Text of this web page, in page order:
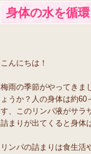
身体の水を循
こんにちは！
梅雨の季節がやってきま
ょうか？人の身体は約
す、このリンパ液がサラ
詰まりが出てくると身
リンパの詰まりは食生活